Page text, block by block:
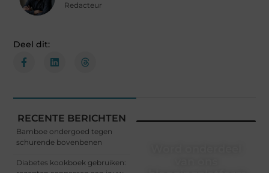
Redacteur
Deel dit:
RECENTE BERICHTEN
Bamboe ondergoed tegen
schurende bovenbenen
Diabetes kookboek gebruiken: